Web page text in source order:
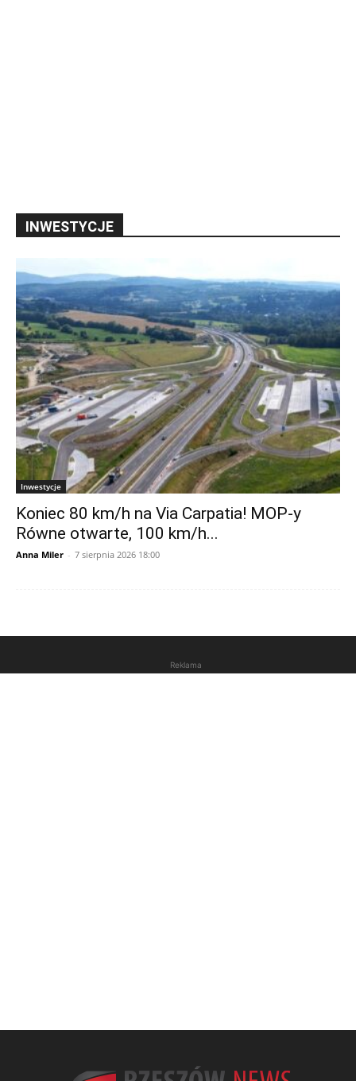
INWESTYCJE
Inwestycje
Koniec 80 km/h na Via Carpatia! MOP-y
Równe otwarte, 100 km/h...
Anna Miler - 7 sierpnia 2026 18:00
Reklama